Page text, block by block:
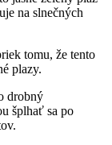
na slnečných
tomu, že‌ tento
plazy.
drobný​
šplhať‌ sa po